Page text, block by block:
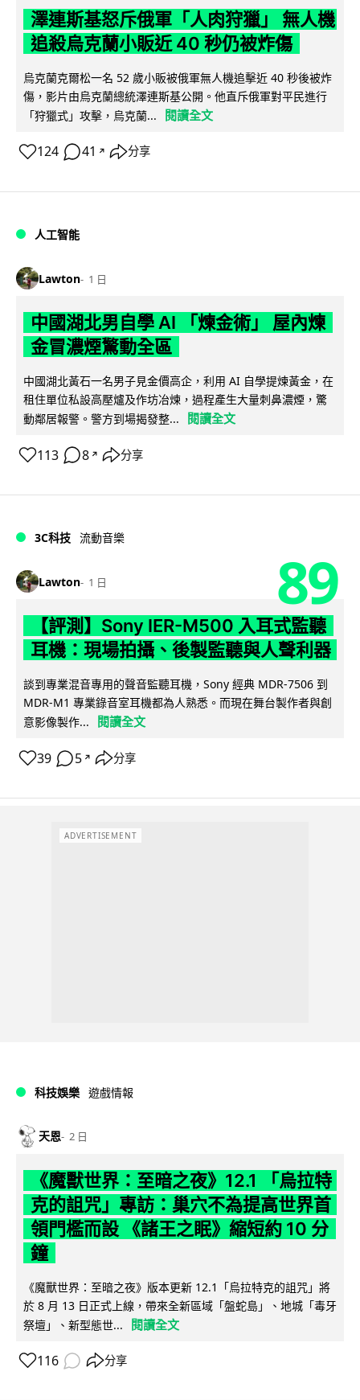
澤連斯基怒斥俄軍「人肉狩獵」 無人機
追殺烏克蘭小販近 40 秒仍被炸傷
烏克蘭克爾松一名 52 歲小販被俄軍無人機追擊近 40 秒後被炸
傷，影片由烏克蘭總統澤連斯基公開。他直斥俄軍對平民進行
「狩獵式」攻擊，烏克蘭...
閱讀全文
124 41 ↗ 分享
人工智能
Lawton 1 日
中國湖北男自學 AI 「煉金術」 屋內煉
金冒濃煙驚動全區
中國湖北黃石一名男子見金價高企，利用 AI 自學提煉黃金，在
租住單位私設高壓爐及作坊冶煉，過程產生大量刺鼻濃煙，驚
動鄰居報警。警方到場揭發整...
閱讀全文
113 8 ↗ 分享
3C科技 流動音樂
Lawton 1 日 89
【評測】Sony IER-M500 入耳式監聽
耳機：現場拍攝、後製監聽與人聲利器
談到專業混音專用的聲音監聽耳機，Sony 經典 MDR-7506 到
MDR-M1 專業錄音室耳機都為人熟悉。而現在舞台製作者與創
意影像製作...
閱讀全文
39 5 ↗ 分享
ADVERTISEMENT
科技娛樂 遊戲情報
天恩 2 日
《魔獸世界：至暗之夜》12.1 「烏拉特
克的詛咒」專訪：巢穴不為提高世界首
領門檻而設 《諸王之眠》縮短約 10 分
鐘
《魔獸世界：至暗之夜》版本更新 12.1「烏拉特克的詛咒」將
於 8 月 13 日正式上線，帶來全新區域「盤蛇島」、地城「毒牙
祭壇」、新型態世...
閱讀全文
116 分享